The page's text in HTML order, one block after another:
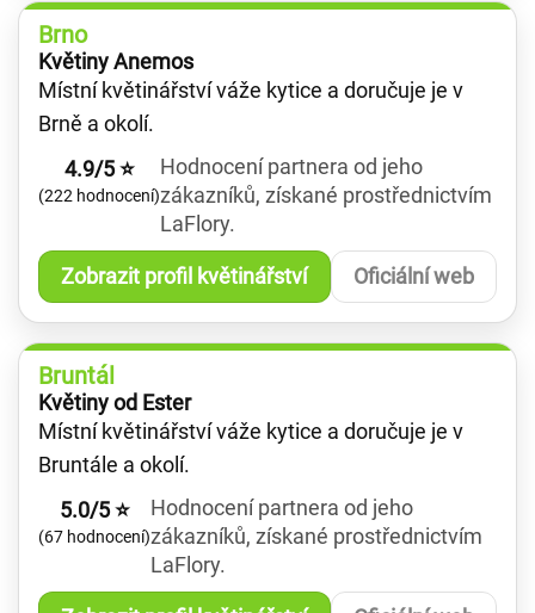
Brno
Květiny Anemos
Místní květinářství váže kytice a doručuje je v
Brně a okolí.
4.9/5 ⭐
(222 hodnocení)
Hodnocení partnera od jeho
zákazníků, získané prostřednictvím
LaFlory.
Zobrazit profil květinářství Oficiální web
Bruntál
Květiny od Ester
Místní květinářství váže kytice a doručuje je v
Bruntále a okolí.
5.0/5 ⭐
(67 hodnocení)
Hodnocení partnera od jeho
zákazníků, získané prostřednictvím
LaFlory.